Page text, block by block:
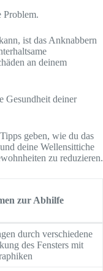
Problem.
ist das Anknabbern
an deinem
Gesundheit deiner
geben, wie du das
deine Wellensittiche
zu reduzieren.
zur Abhilfe
durch verschiedene
des Fensters mit